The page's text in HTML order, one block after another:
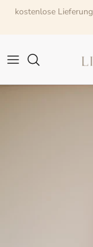
Direktkostenlose